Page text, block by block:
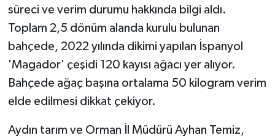
süreci ve verim durumu hakkında bilgi aldı.
Toplam 2,5 dönüm alanda kurulu bulunan
bahçede, 2022 yılında dikimi yapılan İspanyol
'Magador' çeşidi 120 kayısı ağacı yer alıyor.
Bahçede ağaç başına ortalama 50 kilogram verim
elde edilmesi dikkat çekiyor.
Aydın tarım ve Orman İl Müdürü Ayhan Temiz,